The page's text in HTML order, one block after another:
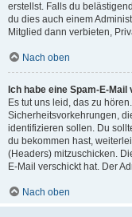
erstellst. Falls du
du dies auch einem
Mitglied dann verbieten,
Nach oben
Ich habe eine Spam-E-
Es tut uns leid, das zu
Sicherheitsvorkehrungen,
identifizieren sollen. Du
du bekommen hast,
(Headers) mitzuschicken.
E-Mail verschickt hat. Der
Nach oben